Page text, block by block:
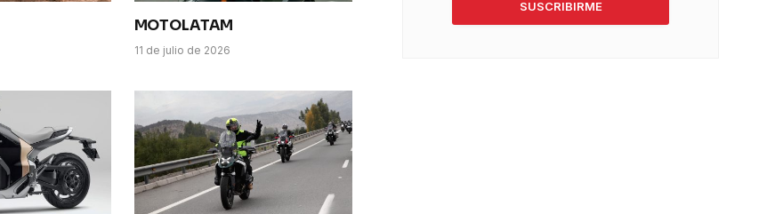
MOTOLATAM
11 de julio de 2026
SUSCRIBIRME